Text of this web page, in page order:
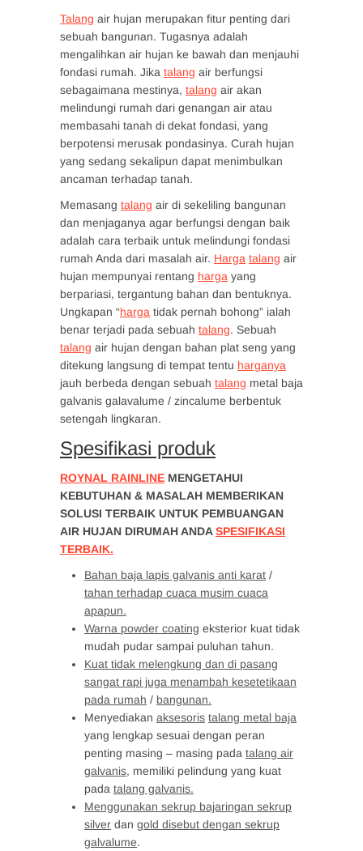
Talang air hujan merupakan fitur penting dari
sebuah bangunan. Tugasnya adalah
mengalihkan air hujan ke bawah dan menjauhi
fondasi rumah. Jika talang air berfungsi
sebagaimana mestinya, talang air akan
melindungi rumah dari genangan air atau
membasahi tanah di dekat fondasi, yang
berpotensi merusak pondasinya. Curah hujan
yang sedang sekalipun dapat menimbulkan
ancaman terhadap tanah.
Memasang talang air di sekeliling bangunan
dan menjaganya agar berfungsi dengan baik
adalah cara terbaik untuk melindungi fondasi
rumah Anda dari masalah air. Harga talang air
hujan mempunyai rentang harga yang
berpariasi, tergantung bahan dan bentuknya.
Ungkapan “harga tidak pernah bohong” ialah
benar terjadi pada sebuah talang. Sebuah
talang air hujan dengan bahan plat seng yang
ditekung langsung di tempat tentu harganya
jauh berbeda dengan sebuah talang metal baja
galvanis galavalume / zincalume berbentuk
setengah lingkaran.
Spesifikasi produk
ROYNAL RAINLINE MENGETAHUI
KEBUTUHAN & MASALAH MEMBERIKAN
SOLUSI TERBAIK UNTUK PEMBUANGAN
AIR HUJAN DIRUMAH ANDASPESIFIKASI
TERBAIK.
Bahan baja lapis galvanis anti karat /
tahan terhadap cuaca musim cuaca
apapun.
Warna powder coating eksterior kuat tidak
mudah pudar sampai puluhan tahun.
Kuat tidak melengkung dan di pasang
sangat rapi juga menambah kesetetikaan
pada rumah / bangunan.
Menyediakan aksesoris talang metal baja
yang lengkap sesuai dengan peran
penting masing – masing pada talang air
galvanis, memiliki pelindung yang kuat
pada talang galvanis.
Menggunakan sekrup bajaringan sekrup
silver dan gold disebut dengan sekrup
galvalume.